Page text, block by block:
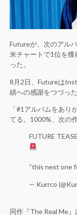
Futureが、次のアル
米チャートで1位を
った。
8月2日、Futureは
績への感謝をつづった
「#1アルバムをあり
てる。1000%、次の
FUTURE
“this next one
— Kurrco
同作『The Real Me